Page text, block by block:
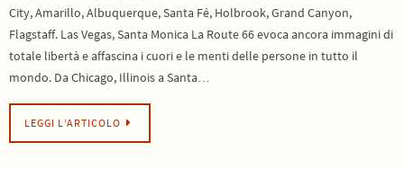
City, Amarillo, Albuquerque, Santa Fé, Holbrook, Grand Canyon,
Flagstaff. Las Vegas, Santa Monica La Route 66 evoca ancora immagini di
totale libertà e affascina i cuori e le menti delle persone in tutto il
mondo. Da Chicago, Illinois a Santa…
LEGGI L’ARTICOLO